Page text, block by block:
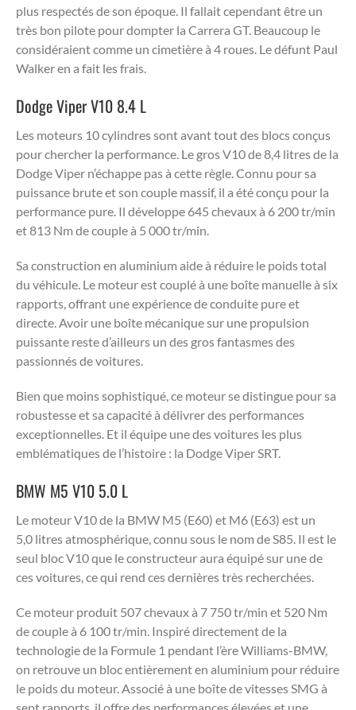
plus respectés de son époque. Il fallait cependant être un
très bon pilote pour dompter la Carrera GT. Beaucoup le
considéraient comme un cimetière à 4 roues. Le défunt Paul
Walker en a fait les frais.
Dodge Viper V10 8.4 L
Les moteurs 10 cylindres sont avant tout des blocs conçus
pour chercher la performance. Le gros V10 de 8,4 litres de la
Dodge Viper n’échappe pas à cette règle. Connu pour sa
puissance brute et son couple massif, il a été conçu pour la
performance pure. Il développe 645 chevaux à 6 200 tr/min
et 813 Nm de couple à 5 000 tr/min.
Sa construction en aluminium aide à réduire le poids total
du véhicule. Le moteur est couplé à une boîte manuelle à six
rapports, offrant une expérience de conduite pure et
directe. Avoir une boîte mécanique sur une propulsion
puissante reste d’ailleurs un des gros fantasmes des
passionnés de voitures.
Bien que moins sophistiqué, ce moteur se distingue pour sa
robustesse et sa capacité à délivrer des performances
exceptionnelles. Et il équipe une des voitures les plus
emblématiques de l’histoire : la Dodge Viper SRT.
BMW M5 V10 5.0 L
Le moteur V10 de la BMW M5 (E60) et M6 (E63) est un
5,0 litres atmosphérique, connu sous le nom de S85. Il est le
seul bloc V10 que le constructeur aura équipé sur une de
ces voitures, ce qui rend ces dernières très recherchées.
Ce moteur produit 507 chevaux à 7 750 tr/min et 520 Nm
de couple à 6 100 tr/min. Inspiré directement de la
technologie de la Formule 1 pendant l’ère Williams-BMW,
on retrouve un bloc entièrement en aluminium pour réduire
le poids du moteur. Associé à une boîte de vitesses SMG à